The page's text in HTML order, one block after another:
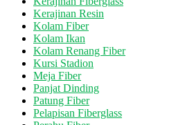
Kerajinan Resin
Kolam Fiber
Kolam Ikan
Kolam Renang Fiber
Kursi Stadion
Meja Fiber
Panjat Dinding
Patung Fiber
Pelapisan Fiberglass